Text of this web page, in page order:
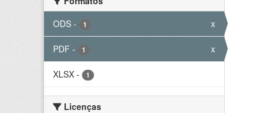
ODS - 1 x
PDF - 1 x
XLSX - 1
Licenças